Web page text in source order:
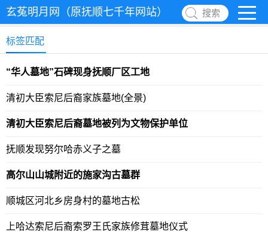
玄菟明月网（原抚顺七千年网站） 搜索
标签匹配
“华人墓地”石碑现身抚顺厂区工地
清初大臣索尼后裔家族墓地(全景)
清初大臣索尼后裔墓地被列为文物保护单位
抚顺发现努尔哈赤义子之墓
高尔山山城附近的施家沟古墓群
顺城区河北乡房身村的墓地古松
上哈达索尼后裔索罗王氏家族修茸墓地仪式